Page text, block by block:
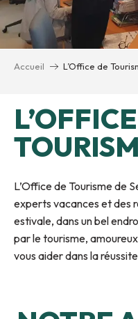
Accueil L’Office de
L’Office de Tourisme de
experts vacances et des
estivale, dans un bel
par le tourisme,
vous aider dans la